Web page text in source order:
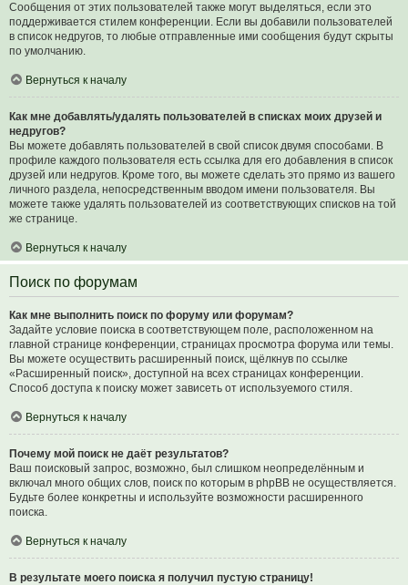
Сообщения от этих пользователей также могут выделяться, если это
поддерживается стилем конференции. Если вы добавили пользователей
в список недругов, то любые отправленные ими сообщения будут скрыты
по умолчанию.
Вернуться к началу
Как мне добавлять/удалять пользователей в списках моих друзей и
недругов?
Вы можете добавлять пользователей в свой список двумя способами. В
профиле каждого пользователя есть ссылка для его добавления в список
друзей или недругов. Кроме того, вы можете сделать это прямо из вашего
личного раздела, непосредственным вводом имени пользователя. Вы
можете также удалять пользователей из соответствующих списков на той
же странице.
Вернуться к началу
Поиск по форумам
Как мне выполнить поиск по форуму или форумам?
Задайте условие поиска в соответствующем поле, расположенном на
главной странице конференции, страницах просмотра форума или темы.
Вы можете осуществить расширенный поиск, щёлкнув по ссылке
«Расширенный поиск», доступной на всех страницах конференции.
Способ доступа к поиску может зависеть от используемого стиля.
Вернуться к началу
Почему мой поиск не даёт результатов?
Ваш поисковый запрос, возможно, был слишком неопределённым и
включал много общих слов, поиск по которым в phpBB не осуществляется.
Будьте более конкретны и используйте возможности расширенного
поиска.
Вернуться к началу
В результате моего поиска я получил пустую страницу!